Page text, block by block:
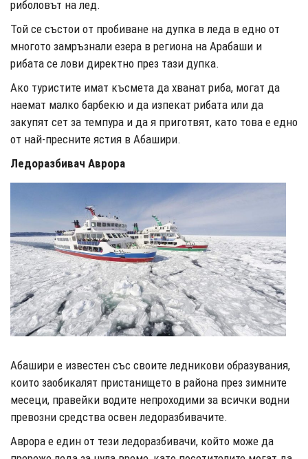
риболовът на лед.
Той се състои от пробиване на дупка в леда в едно от
многото замръзнали езера в региона на Арабаши и
рибата се лови директно през тази дупка.
Ако туристите имат късмета да хванат риба, могат да
наемат малко барбекю и да изпекат рибата или да
закупят сет за темпура и да я приготвят, като това е едно
от най-пресните ястия в Абашири.
Ледоразбивач Аврора
Абашири е известен със своите ледникови образувания,
които заобикалят пристанището в района през зимните
месеци, правейки водите непроходими за всички водни
превозни средства освен ледоразбивачите.
Аврора е един от тези ледоразбивачи, който може да